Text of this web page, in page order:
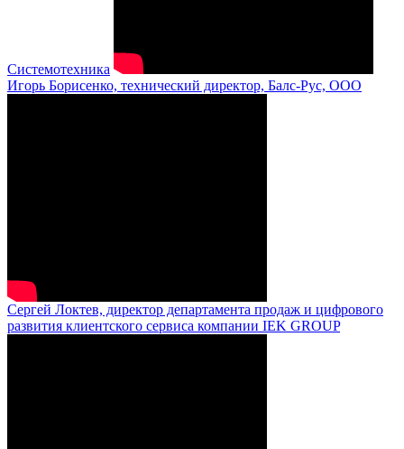
Системотехника
Игорь Борисенко, технический директор, Балс-Рус, ООО
Сергей Локтев, директор департамента продаж и цифрового
развития клиентского сервиса компании IEK GROUP